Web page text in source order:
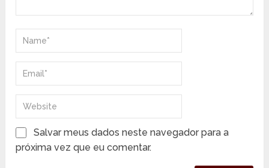
Salvar meus dados neste navegador para a
próxima vez que eu comentar.